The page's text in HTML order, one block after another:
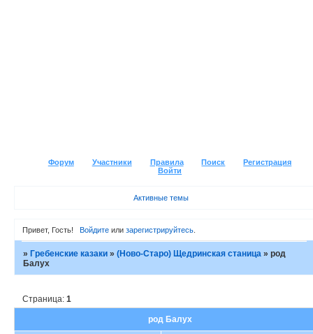
Форум Участники Правила Поиск
Регистрация
Войти
Активные темы
Привет, Гость! Войдитеили зарегистрируйтесь.
»Гребенские казаки »(Ново-Старо) Щедринская станица »род
Балух
род Балух
Страница:1